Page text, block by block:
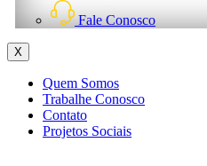
Fale Conosco
X
Quem Somos
Trabalhe Conosco
Contato
Projetos Sociais